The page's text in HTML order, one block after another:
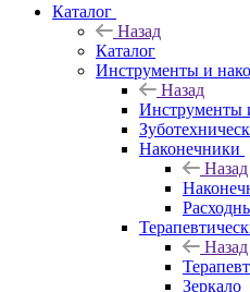
Каталог
Назад
Каталог
Инструменты и
Назад
Инструменты
Наконечники
Назад
Назад
Зеркало